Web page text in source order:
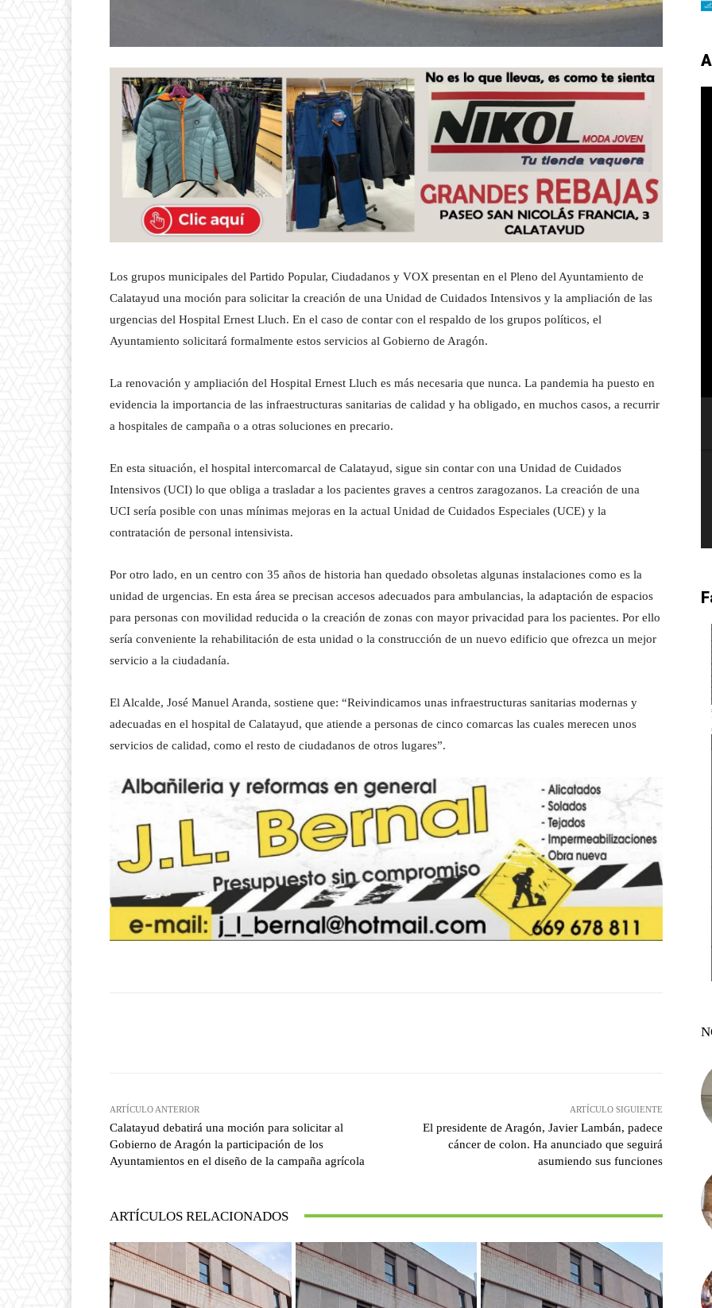
Los grupos municipales del Partido Popular, Ciudadanos y VOX presentan en el Pleno del Ayuntamiento de
Calatayud una moción para solicitar la creación de una Unidad de Cuidados Intensivos y la ampliación de las
urgencias del Hospital Ernest Lluch. En el caso de contar con el respaldo de los grupos políticos, el
Ayuntamiento solicitará formalmente estos servicios al Gobierno de Aragón.
La renovación y ampliación del Hospital Ernest Lluch es más necesaria que nunca. La pandemia ha puesto en
evidencia la importancia de las infraestructuras sanitarias de calidad y ha obligado, en muchos casos, a recurrir
a hospitales de campaña o a otras soluciones en precario.
En esta situación, el hospital intercomarcal de Calatayud, sigue sin contar con una Unidad de Cuidados
Intensivos (UCI) lo que obliga a trasladar a los pacientes graves a centros zaragozanos. La creación de una
UCI sería posible con unas mínimas mejoras en la actual Unidad de Cuidados Especiales (UCE) y la
contratación de personal intensivista.
Por otro lado, en un centro con 35 años de historia han quedado obsoletas algunas instalaciones como es la
unidad de urgencias. En esta área se precisan accesos adecuados para ambulancias, la adaptación de espacios
para personas con movilidad reducida o la creación de zonas con mayor privacidad para los pacientes. Por ello
sería conveniente la rehabilitación de esta unidad o la construcción de un nuevo edificio que ofrezca un mejor
servicio a la ciudadanía.
El Alcalde, José Manuel Aranda, sostiene que: “Reivindicamos unas infraestructuras sanitarias modernas y
adecuadas en el hospital de Calatayud, que atiende a personas de cinco comarcas las cuales merecen unos
servicios de calidad, como el resto de ciudadanos de otros lugares”.
ARTÍCULO ANTERIOR
Calatayud debatirá una moción para solicitar al
Gobierno de Aragón la participación de los
Ayuntamientos en el diseño de la campaña agrícola
ARTÍCULO SIGUIENTE
El presidente de Aragón, Javier Lambán, padece
cáncer de colon. Ha anunciado que seguirá
asumiendo sus funciones
ARTÍCULOS RELACIONADOS